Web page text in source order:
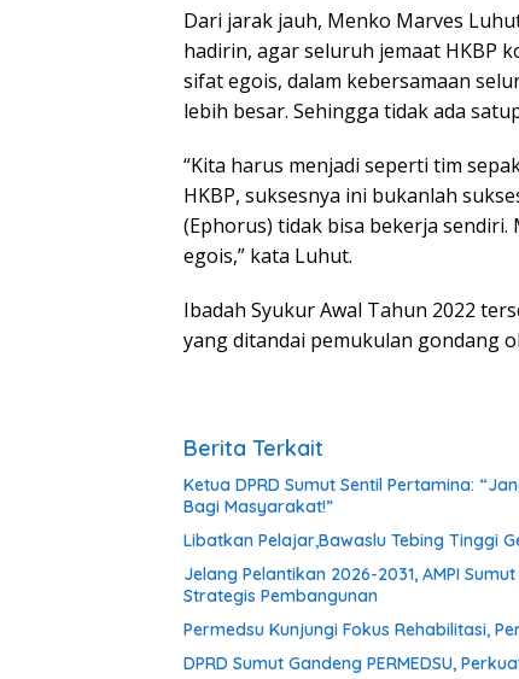
Dari jarak jauh, Menko Marves
hadirin, agar seluruh jemaat HKBP
sifat egois, dalam kebersamaan
lebih besar. Sehingga tidak ada
“Kita harus menjadi seperti tim
HKBP, suksesnya ini bukanlah
(Ephorus) tidak bisa bekerja
egois,” kata Luhut.
Ibadah Syukur Awal Tahun 2022
yang ditandai pemukulan gondang
Berita Terkait
Ketua DPRD Sumut Sentil Pertamina:
Bagi Masyarakat!”
Libatkan Pelajar,Bawaslu Tebing Tinggi
Jelang Pelantikan 2026-2031, AMPI
Strategis Pembangunan
Permedsu Kunjungi Fokus Rehabilitasi,
DPRD Sumut Gandeng PERMEDSU,